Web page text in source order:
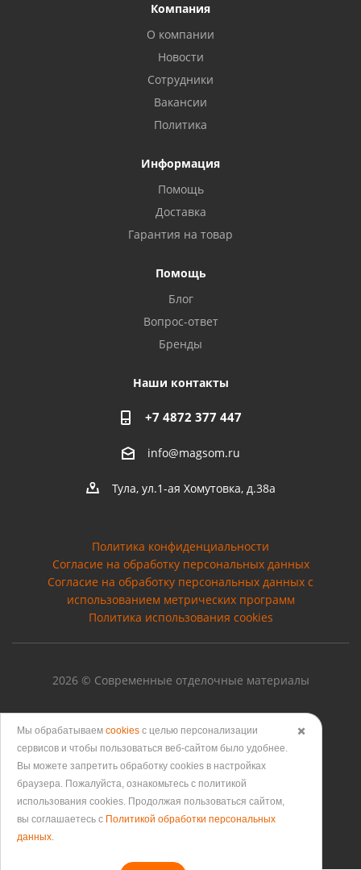
Компания
О компании
Новости
Сотрудники
Вакансии
Политика
Информация
Помощь
Доставка
Гарантия на товар
Помощь
Блог
Вопрос-ответ
Бренды
Наши контакты
+7 4872 377 447
info@magsom.ru
Тула, ул.1-ая Хомутовка, д.38а
Политика конфиденциальности
Согласие на обработку персональных данных
Cогласие на обработку персональных данных с
использованием метрических программ
Политика использования cookies
2026 © Современные отделочные материалы
Версия для печати
✖️
Мы обрабатываем cookies с целью персонализации
сервисов и чтобы пользоваться веб-сайтом было удобнее.
Вы можете запретить обработку сookies в настройках
браузера. Пожалуйста, ознакомьтесь с политикой
использования cookies. Продолжая пользоваться сайтом,
вы соглашаетесь с Политикой обработки персональных
данных.